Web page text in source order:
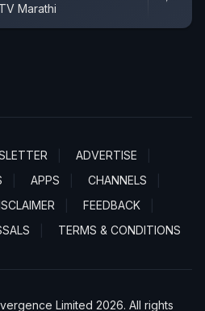
Marathi
ADVERTISE
APPS
CHANNELS
FEEDBACK
TERMS & CONDITIONS
Limited 2026. All rights